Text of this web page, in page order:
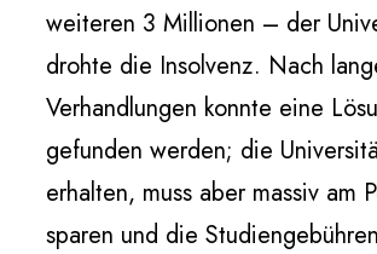
weiteren 3 Millionen – der
drohte die Insolvenz. Nach
Verhandlungen konnte eine
gefunden werden; die
erhalten, muss aber massiv am
sparen und die